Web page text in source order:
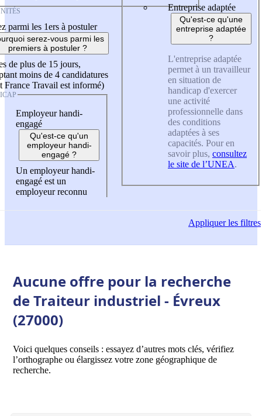
parmi les 1ers à postuler
serez-vous parmi les
premiers à postuler ?
de plus de 15 jours,
moins de 4 candidatures
France Travail est informé)
Employeur handi-
engagé
Qu'est-ce qu'un
employeur handi-
engagé ?
Un employeur handi-
engagé est un
employeur reconnu
Entreprise adaptée
Qu'est-ce qu'une
entreprise adaptée
?
L'entreprise adaptée
permet à un travailleur
en situation de
handicap d'exercer
une activité
professionnelle dans
des conditions
adaptées à ses
capacités. Pour en
savoir plus, consultez
le site de l’UNEA.
Appliquerles filtres
Aucune offre pour la recherche
de Traiteur industriel - Évreux
(27000)
Voici quelques conseils : essayez d’autres mots clés, vérifiez
l’orthographe ou élargissez votre zone géographique de
recherche.